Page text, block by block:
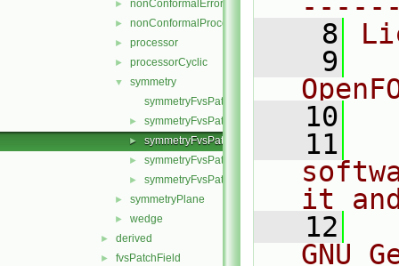
► nonConformalError
► nonConformalProcessorCyclic
► processor
► processorCyclic
▼
symmetry
symmetryFvsPatchField.C
► symmetryFvsPatchField.H
► symmetryFvsPatchFields.C
► symmetryFvsPatchFields.H
► symmetryFvsPatchFieldsFwd.H
► symmetryPlane
► wedge
► derived
► fvsPatchField
    8
    9
   10
   11
it
   12
GNU